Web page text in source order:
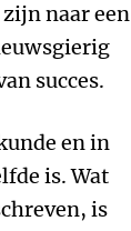
naar een
succes.
en in
is. Wat
is